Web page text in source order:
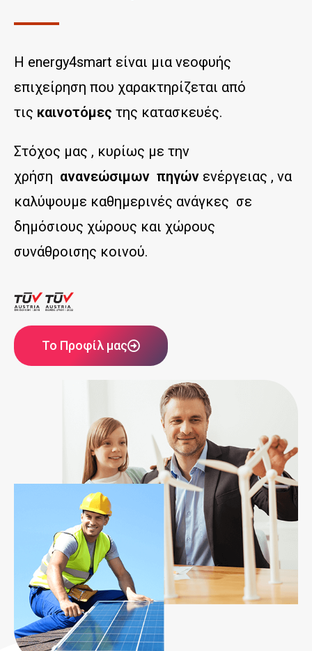
Η energy4smart είναι μια νεοφυής
επιχείρηση που χαρακτηρίζεται από
τις καινοτόμες της κατασκευές.
Στόχος μας , κυρίως με την
χρήση ανανεώσιμων πηγών ενέργειας , να
καλύψουμε καθημερινές ανάγκες σε
δημόσιους χώρους και χώρους
συνάθροισης κοινού.
Το Προφίλ μας